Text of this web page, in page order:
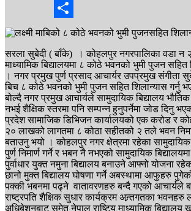
WhatsApp
Share
सरला सुबेदी ( बाँके) । कोहलपुर नगरपालिका वडा न २
माध्यामिक बिद्यालयमा ८ कोठे भवनको भुमी पुजन सहित
। नगर प्रमुख पुर्ण प्रसाद आचार्यर उपप्रमुख संगीता
बिच ८ कोठे भवनको भुमी पुजन सहित शिलान्यास गर्नु
बोल्दै नगर प्रमुख आचार्यले सामुदायिक बिद्यालय
नभई शैक्षिक स्तरमा पनि सम्पन्न हुनुपर्नेमा जोड दिनु
प्रदेश सामाजिक डिभिजन कार्यालयको एक करोड र
२० लाखको लागतमा ८ कोठा सहीतको २ तले भवन
बताउनु भयो । कोहलपुर नगर क्षेत्रमा रहेका सामुदायिक
पुर्ण निमार्ण गर्ने र भबन नै नभएको सामुदायिक
पुर्वाधार युक्त नमुना बिद्यालय बनाउने आफ्नो योजना
छानो मुक्त बिद्यालय घोषणा गर्ने अबस्थामा आफुहरु
पक्की भबनमा पढ्ने वातावरणहरु बन्दै गएको आचार्यले
राष्ट्रपति शैक्षिक सुधार कार्यक्रम अन्र्तगतका भवनहरु
अधिबेशनबाट समेत नेपाल राष्टिय माध्यामिक बिद्यालय